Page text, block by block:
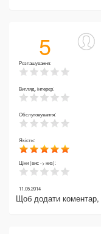
5
Розташування:
Вигляд, інтерєр:
Обслуговування:
Якість:
Ціни (вис -> низ):
11.05.2014
Щоб додати коментар,